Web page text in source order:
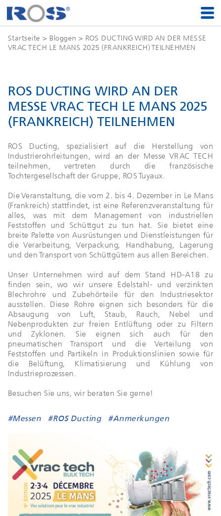
Startseite > Bloggen > ROS DUCTING WIRD AN DER MESSE
VRAC TECH LE MANS 2025 (FRANKREICH) TEILNEHMEN
ROS DUCTING WIRD AN DER
MESSE VRAC TECH LE MANS 2025
(FRANKREICH) TEILNEHMEN
ROS Ducting, spezialisiert auf die Herstellung von
Industrierohrleitungen, wird an der Messe VRAC TECH
teilnehmen, vertreten durch die französische
Tochtergesellschaft der Gruppe, ROS Tuyaux.
Die Veranstaltung, die vom 2. bis 4. Dezember in Le Mans
(Frankreich) stattfindet, ist eine Referenzveranstaltung für
alles, was mit dem Management von industriellen
Feststoffen und Schüttgut zu tun hat. Sie bietet eine
breite Palette von Ausrüstungen und Dienstleistungen für
die Verarbeitung, Verpackung, Handhabung, Lagerung
und den Transport von Schüttgütern aus allen Bereichen.
Unser Unternehmen wird auf dem Stand HD-A18 zu
finden sein, wo wir unsere Edelstahl- und verzinkten
Blechrohre und Zubehörteile für den Industriesektor
ausstellen. Diese Rohre eignen sich besonders für die
Absaugung von Luft, Staub, Rauch, Nebel und
Nebenprodukten zur freien Entlüftung oder zu Filtern
und Zyklonen. Sie eignen sich auch für den
pneumatischen Transport und die Verteilung von
Feststoffen und Partikeln in Produktionslinien sowie für
die Belüftung, Klimatisierung und Kühlung von
Industrieprozessen.
Besuchen Sie uns, wir beraten Sie gerne!
#Messen #ROS Ducting #Anmerkungen